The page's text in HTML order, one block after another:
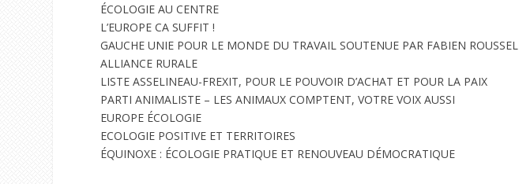
ÉCOLOGIE AU CENTRE
L’EUROPE CA SUFFIT !
GAUCHE UNIE POUR LE MONDE DU TRAVAIL SOUTENUE PAR FABIEN ROUSSEL
ALLIANCE RURALE
LISTE ASSELINEAU-FREXIT, POUR LE POUVOIR D’ACHAT ET POUR LA PAIX
PARTI ANIMALISTE – LES ANIMAUX COMPTENT, VOTRE VOIX AUSSI
EUROPE ÉCOLOGIE
ECOLOGIE POSITIVE ET TERRITOIRES
ÉQUINOXE : ÉCOLOGIE PRATIQUE ET RENOUVEAU DÉMOCRATIQUE